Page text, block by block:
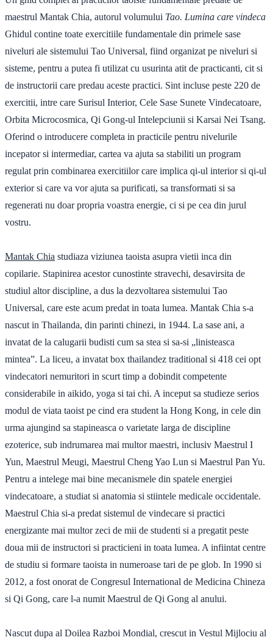
maestrul Mantak Chia, autorul volumului Tao. Lumina care vindeca
Ghidul contine toate exercitiile fundamentale din primele sase
niveluri ale sistemului Tao Universal, fiind organizat pe niveluri si
sisteme, pentru a putea fi utilizat cu usurinta atit de practicanti, cit si
de instructorii care predau aceste practici. Sint incluse peste 220 de
exercitii, intre care Surisul Interior, Cele Sase Sunete Vindecatoare,
Orbita Microcosmica, Qi Gong-ul Intelepciunii si Karsai Nei Tsang.
Oferind o introducere completa in practicile pentru nivelurile
incepator si intermediar, cartea va ajuta sa stabiliti un program
regulat prin combinarea exercitiilor care implica qi-ul interior si qi-ul
exterior si care va vor ajuta sa purificati, sa transformati si sa
regenerati nu doar propria voastra energie, ci si pe cea din jurul
vostru.
Mantak Chia studiaza viziunea taoista asupra vietii inca din
copilarie. Stapinirea acestor cunostinte stravechi, desavirsita de
studiul altor discipline, a dus la dezvoltarea sistemului Tao
Universal, care este acum predat in toata lumea. Mantak Chia s-a
nascut in Thailanda, din parinti chinezi, in 1944. La sase ani, a
invatat de la calugarii budisti cum sa stea si sa-si „linisteasca
mintea”. La liceu, a invatat box thailandez traditional si 418 cei opt
vindecatori nemuritori in scurt timp a dobindit competente
considerabile in aikido, yoga si tai chi. A inceput sa studieze serios
modul de viata taoist pe cind era student la Hong Kong, in cele din
urma ajungind sa stapineasca o varietate larga de discipline
ezoterice, sub indrumarea mai multor maestri, inclusiv Maestrul I
Yun, Maestrul Meugi, Maestrul Cheng Yao Lun si Maestrul Pan Yu.
Pentru a intelege mai bine mecanismele din spatele energiei
vindecatoare, a studiat si anatomia si stiintele medicale occidentale.
Maestrul Chia si-a predat sistemul de vindecare si practici
energizante mai multor zeci de mii de studenti si a pregatit peste
doua mii de instructori si practicieni in toata lumea. A infiintat centre
de studiu si formare taoista in numeroase tari de pe glob. In 1990 si
2012, a fost onorat de Congresul International de Medicina Chineza
si Qi Gong, care l-a numit Maestrul de Qi Gong al anului.
Nascut dupa al Doilea Razboi Mondial, crescut in Vestul Mijlociu al